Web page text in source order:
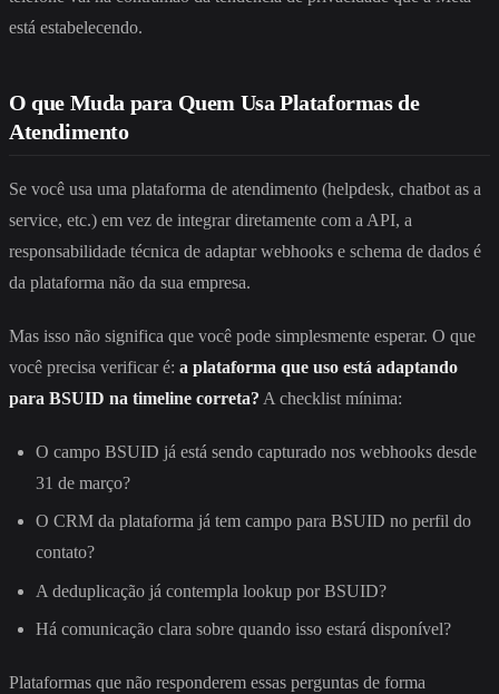
está estabelecendo.
O que Muda para Quem Usa Plataformas de
Atendimento
Se você usa uma plataforma de atendimento (helpdesk, chatbot as a
service, etc.) em vez de integrar diretamente com a API, a
responsabilidade técnica de adaptar webhooks e schema de dados é
da plataforma não da sua empresa.
Mas isso não significa que você pode simplesmente esperar. O que
você precisa verificar é: a plataforma que uso está adaptando
para BSUID na timeline correta? A checklist mínima:
O campo BSUID já está sendo capturado nos webhooks desde
31 de março?
O CRM da plataforma já tem campo para BSUID no perfil do
contato?
A deduplicação já contempla lookup por BSUID?
Há comunicação clara sobre quando isso estará disponível?
Plataformas que não responderem essas perguntas de forma